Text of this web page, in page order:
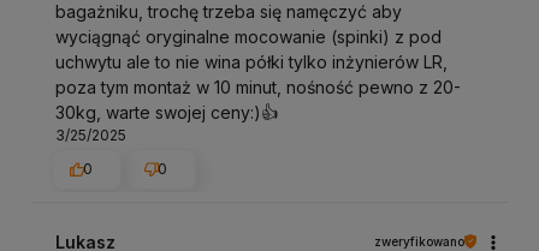
bagażniku, trochę trzeba się namęczyć aby
wyciągnąć oryginalne mocowanie (spinki) z pod
uchwytu ale to nie wina półki tylko inżynierów LR,
poza tym montaż w 10 minut, nośność pewno z 20-
30kg, warte swojej ceny:)👍️
3/25/2025
0
0
Lukasz zweryfikowano